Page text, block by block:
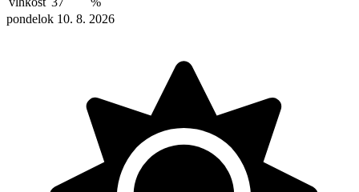
pondelok 10. 8. 2026